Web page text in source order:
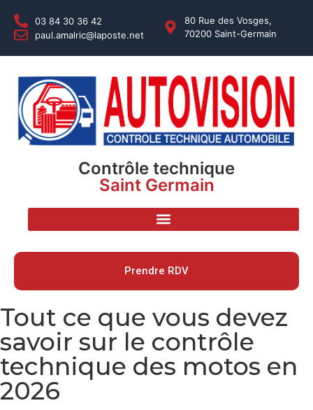
03 84 30 36 42
paul.amalric@laposte.net
80 Rue des Vosges,
70200 Saint-Germain
Contrôle technique
Saint Germain
Prendre RDV
Tout ce que vous devez
savoir sur le contrôle
technique des motos en
2026